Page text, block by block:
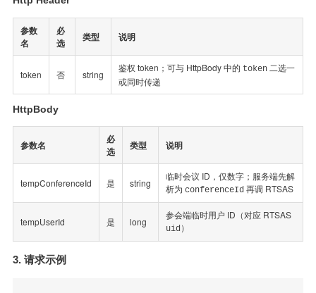
参数
名
必
选
类型 说明
token 否 string
鉴权 token；可与 HttpBody 中的 token二选一
或同时传递
HttpBody
参数名
必
选
类型 说明
tempConferenceId 是 string
临时会议 ID，仅数字；服务端先解
析为 conferenceId 再调 RTSAS
tempUserId 是 long
参会端临时用户 ID（对应 RTSAS
uid ）
3. 请求示例